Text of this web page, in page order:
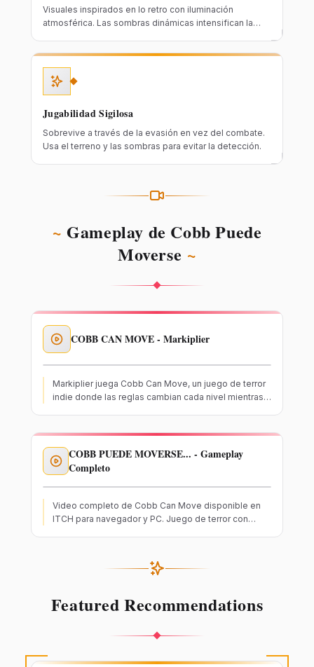
Visuales inspirados en lo retro con iluminación
atmosférica. Las sombras dinámicas intensifican la
Jugabilidad Sigilosa
Sobrevive a través de la evasión en vez del combate.
Usa el terreno y las sombras para evitar la detección.
~ Gameplay de Cobb Puede
Moverse ~
COBB CAN MOVE - Markiplier
Markiplier juega Cobb Can Move, un juego de terror
indie donde las reglas cambian cada nivel mientras
COBB PUEDE MOVERSE... - Gameplay
Completo
Video completo de Cobb Can Move disponible en
ITCH para navegador y PC. Juego de terror con
Featured Recommendations